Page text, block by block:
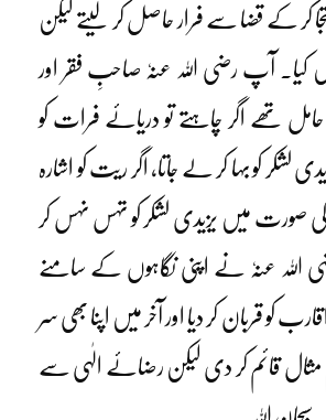
کر کے قضا سے فرار حاصل کر لیتے لیکن
آپ رضی اللہ عنہٗ صاحبِ فقر اور
تھے اگر چاہتے تو دریائے فرات کو
لشکر کو بہا کر لے جاتا، اگر ریت کو اشارہ
صورت میں یزیدی لشکر کو تہس نہس کر
اللہ عنہٗ نے اپنی نگاہوں کے سامنے
اقارب کو قربان کر دیا اور آخر میں اپنا بھی سر
مثال قائم کر دی لیکن رضائے الٰہی سے